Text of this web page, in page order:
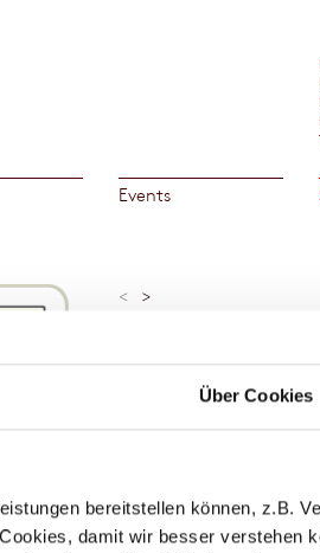
Über Cookies
bereitstellen können, z.B.
damit wir besser verstehen
Events
< >
»Die Geschichte geht trotz
Verdachts, der alles zu
aus als gedacht. Und das ist
holen alles nach
gleich